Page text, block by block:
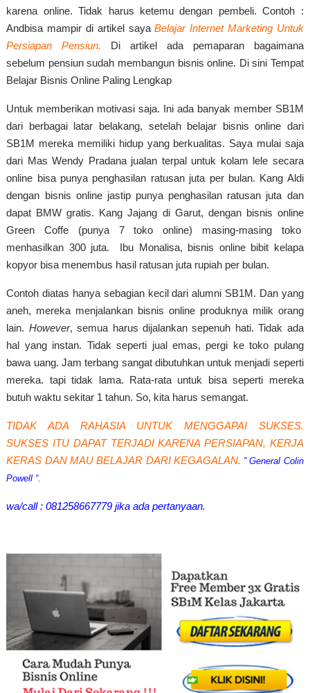
karena online. Tidak harus ketemu dengan pembeli. Contoh :
Andbisa mampir di artikel sayaBelajar Internet Marketing Untuk
Persiapan Pensiun. Di artikel ada pemaparan bagaimana
sebelum pensiun sudah membangun bisnis online. Di sini Tempat
Belajar Bisnis Online Paling Lengkap
Untuk memberikan motivasi saja. Ini ada banyak member SB1M
dari berbagai latar belakang, setelah belajar bisnis online dari
SB1M mereka memiliki hidup yang berkualitas. Saya mulai saja
dari Mas Wendy Pradana jualan terpal untuk kolam lele secara
online bisa punya penghasilan ratusan juta per bulan. Kang Aldi
dengan bisnis online jastip punya penghasilan ratusan juta dan
dapat BMW gratis. Kang Jajang di Garut, dengan bisnis online
Green Coffe (punya 7 toko online) masing-masing toko
menhasilkan 300 juta. Ibu Monalisa, bisnis online bibit kelapa
kopyor bisa menembus hasil ratusan juta rupiah per bulan.
Contoh diatas hanya sebagian kecil dari alumni SB1M. Dan yang
aneh, mereka menjalankan bisnis online produknya milik orang
lain. However, semua harus dijalankan sepenuh hati. Tidak ada
hal yang instan. Tidak seperti jual emas, pergi ke toko pulang
bawa uang. Jam terbang sangat dibutuhkan untuk menjadi seperti
mereka. tapi tidak lama. Rata-rata untuk bisa seperti mereka
butuh waktu sekitar 1 tahun. So, kita harus semangat.
TIDAK ADA RAHASIA UNTUK MENGGAPAI SUKSES.
SUKSES ITU DAPAT TERJADI KARENA PERSIAPAN, KERJA
KERAS DAN MAU BELAJAR DARI KEGAGALAN. ” General Colin
Powell “.
wa/call : 081258667779 jika ada pertanyaan.